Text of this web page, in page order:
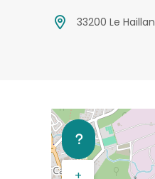
33200 Le Haillan
+